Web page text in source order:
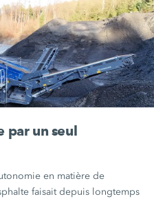
par un seul
en matière de
faisait depuis longtemps